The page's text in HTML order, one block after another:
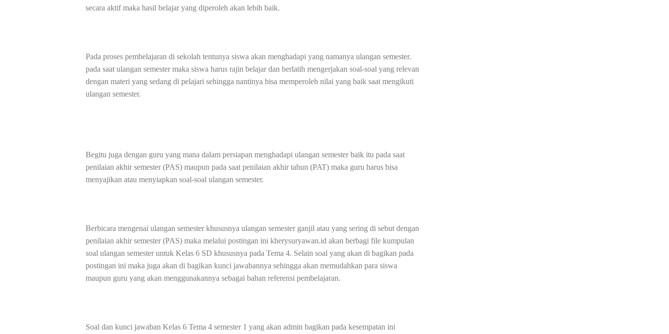
secara aktif maka hasil belajar yang diperoleh akan lebih baik.
Pada proses pembelajaran di sekolah tentunya siswa akan menghadapi yang namanya ulangan semester.
pada saat ulangan semester maka siswa harus rajin belajar dan berlatih mengerjakan soal-soal yang relevan
dengan materi yang sedang di pelajari sehingga nantinya bisa memperoleh nilai yang baik saat mengikuti
ulangan semester.
Begitu juga dengan guru yang mana dalam persiapan menghadapi ulangan semester baik itu pada saat
penilaian akhir semester (PAS) maupun pada saat penilaian akhir tahun (PAT) maka guru harus bisa
menyajikan atau menyiapkan soal-soal ulangan semester.
Berbicara mengenai ulangan semester khususnya ulangan semester ganjil atau yang sering di sebut dengan
penilaian akhir semester (PAS) maka melalui postingan ini kherysuryawan.id akan berbagi file kumpulan
soal ulangan semester untuk Kelas 6 SD khususnya pada Tema 4. Selain soal yang akan di bagikan pada
postingan ini maka juga akan di bagikan kunci jawabannya sehingga akan memudahkan para siswa
maupun guru yang akan menggunakannya sebagai bahan referensi pembelajaran.
Soal dan kunci jawaban Kelas 6 Tema 4 semester 1 yang akan admin bagikan pada kesempatan ini